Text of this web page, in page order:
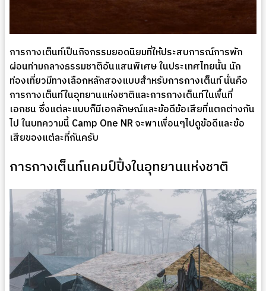
การกางเต็นท์เป็นกิจกรรมยอดนิยมที่ให้ประสบการณ์การพัก
ผ่อนท่ามกลางธรรมชาติอันแสนพิเศษ ในประเทศไทยนั้น นัก
ท่องเที่ยวมีทางเลือกหลักสองแบบสำหรับการกางเต็นท์ นั่นคือ
การกางเต็นท์ในอุทยานแห่งชาติและการกางเต็นท์ในพื้นที่
เอกชน ซึ่งแต่ละแบบก็มีเอกลักษณ์และข้อดีข้อเสียที่แตกต่างกัน
ไป ในบทความนี้ Camp One NR จะพาเพื่อนๆไปดูข้อดีและข้อ
เสียของแต่ละที่กันครับ
การกางเต็นท์แคมป์ปิ้งในอุทยานแห่งชาติ